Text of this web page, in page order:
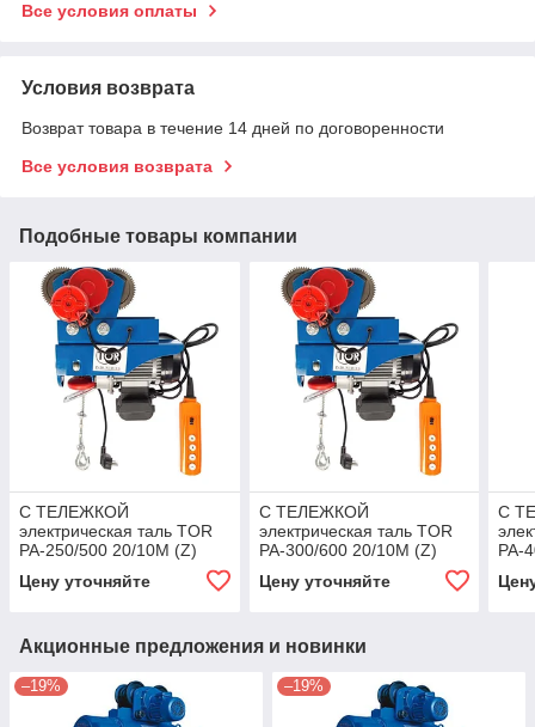
Все условия оплаты
Условия возврата
Возврат товара в течение 14 дней по договоренности
Все условия возврата
Подобные товары компании
С ТЕЛЕЖКОЙ
электрическая таль TOR
PA-250/500 20/10M (Z)
Цену уточняйте
С ТЕЛЕЖКОЙ
электрическая таль TOR
PA-300/600 20/10M (Z)
Цену уточняйте
С
PA-
Акционные предложения и новинки
–19% –19%